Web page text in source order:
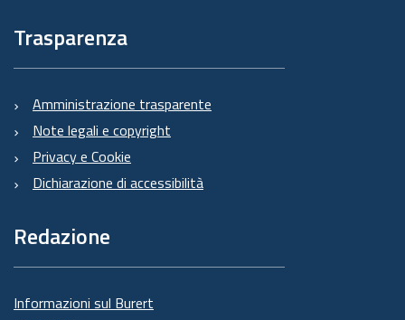
Trasparenza
Amministrazione trasparente
Note legali e copyright
Privacy e Cookie
Dichiarazione di accessibilità
Redazione
Informazioni sul Burert